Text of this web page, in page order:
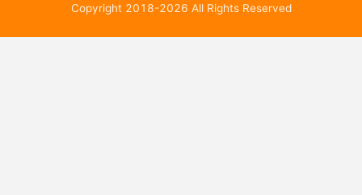
Copyright 2018-2026 All Rights Reserved